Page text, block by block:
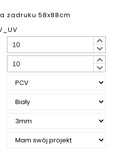
zadruku 58x88cm
keyboard_arrow_up
keyboard_arrow_down
keyboard_arrow_up
keyboard_arrow_down